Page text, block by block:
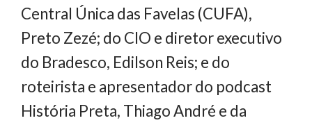
Central Única das Favelas (CUFA),
Preto Zezé; do CIO e diretor executivo
do Bradesco, Edilson Reis; e do
roteirista e apresentador do podcast
História Preta, Thiago André e da